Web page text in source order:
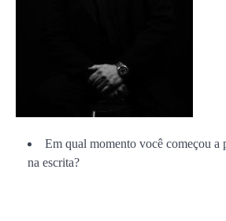
Em qual momento você começou a
na escrita?